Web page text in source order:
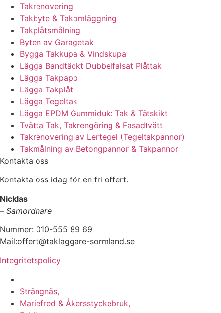
Takrenovering
Takbyte & Takomläggning
Takplåtsmålning
Byten av Garagetak
Bygga Takkupa & Vindskupa
Lägga Bandtäckt Dubbelfalsat Plåttak
Lägga Takpapp
Lägga Takplåt
Lägga Tegeltak
Lägga EPDM Gummiduk: Tak & Tätskikt
Tvätta Tak, Takrengöring & Fasadtvätt
Takrenovering av Lertegel (Tegeltakpannor)
Takmålning av Betongpannor & Takpannor
Kontakta oss
Kontakta oss idag för en fri offert.
Nicklas
– Samordnare
Nummer: 010-555 89 69
Mail:offert@taklaggare-sormland.se
Integritetspolicy
Strängnäs,
Mariefred & Åkersstyckebruk,